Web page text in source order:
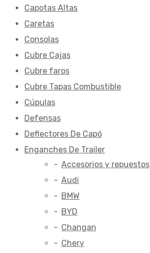
Capotas Altas
Caretas
Consolas
Cubre Cajas
Cubre faros
Cubre Tapas Combustible
Cúpulas
Defensas
Deflectores De Capó
Enganches De Trailer
Accesorios y repuestos
Audi
BMW
BYD
Changan
Chery